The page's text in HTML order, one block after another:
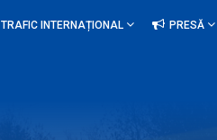
TRAFIC INTERNAȚIONAL PRESĂ